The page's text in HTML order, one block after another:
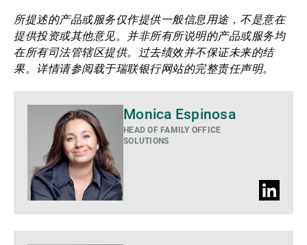
所提述的产品或服务仅作提供一般信息用途，不是意在
提供投资或其他意见。并非所有所说明的产品或服务均
在所有司法管辖区提供。过去绩效并不保证未来的结
果。详情请参阅载于瑞联银行网站的完整责任声明。
Monica Espinosa
HEAD OF FAMILY OFFICE
SOLUTIONS
LinkedIn